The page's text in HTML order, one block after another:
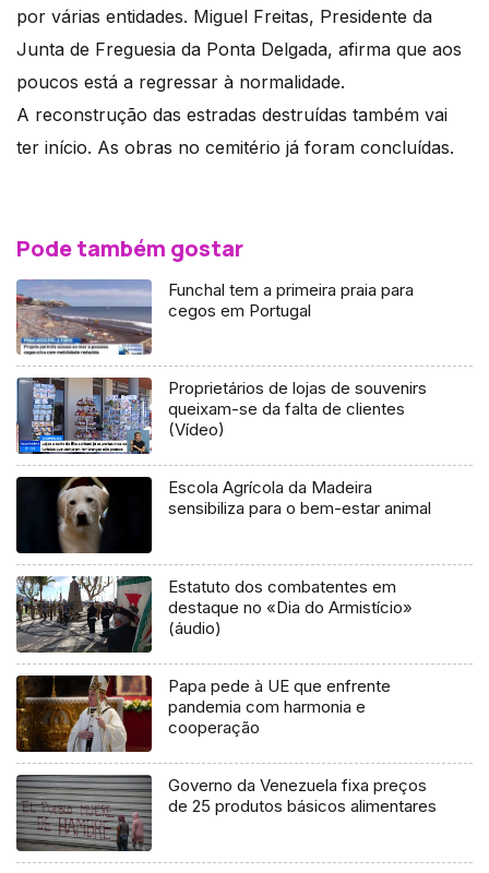
por várias entidades. Miguel Freitas, Presidente da
Junta de Freguesia da Ponta Delgada, afirma que aos
poucos está a regressar à normalidade.
A reconstrução das estradas destruídas também vai
ter início. As obras no cemitério já foram concluídas.
Pode também gostar
Funchal tem a primeira praia para
cegos em Portugal
Proprietários de lojas de souvenirs
queixam-se da falta de clientes
(Vídeo)
Escola Agrícola da Madeira
sensibiliza para o bem-estar animal
Estatuto dos combatentes em
destaque no «Dia do Armistício»
(áudio)
Papa pede à UE que enfrente
pandemia com harmonia e
cooperação
Governo da Venezuela fixa preços
de 25 produtos básicos alimentares